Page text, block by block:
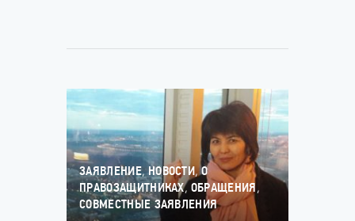
ЗАЯВЛЕНИЕ,НОВОСТИ,О
ПРАВОЗАЩИТНИКАХ, ОБРАЩЕНИЯ,
СОВМЕСТНЫЕ ЗАЯВЛЕНИЯ